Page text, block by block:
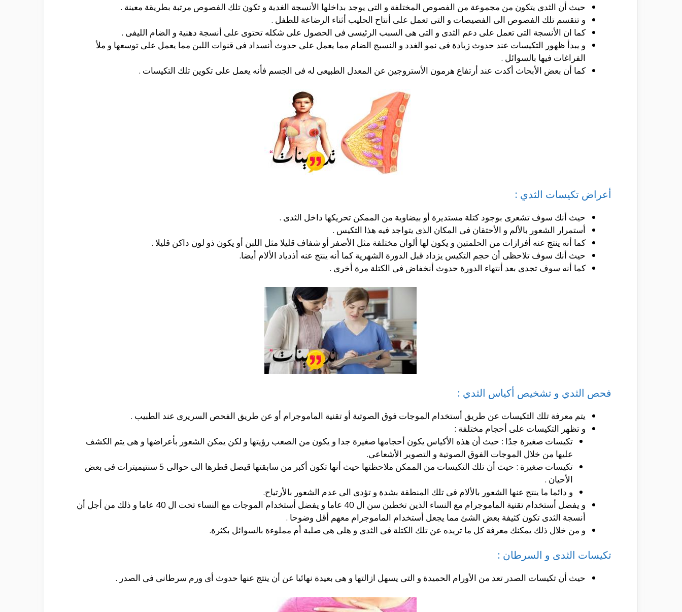
حيث أن الثدى يتكون من مجموعة من الفصوص المختلفة و التى يوجد بداخلها الأنسجة الغدية و تكون تلك الفصوص مرتبة بطريقة معينة .
و تنقسم تلك الفصوص الى الفصيصات و التى تعمل على أنتاح الحليب أثناء الرضاعة للطفل .
كما ان الأنسجة التى تعمل على دعم الثدى و التى هى السبب الرئيسى فى الحصول على شكله تحتوى على أنسجة دهنية و الضام الليفى .
و يبدأ ظهور التكيسات عند حدوث زيادة فى نمو الغدد و النسيج الضام مما يعمل على حدوث أنسداد فى قنوات اللبن مما يعمل على توسعها و ملأ
الفراغات فيها بالسوائل .
كما أن بعض الأبحاث أكدت عند أرتفاع هرمون الأستروجين عن المعدل الطبيعى له فى الجسم فأنه يعمل على تكوين تلك التكيسات .
أعراض تكيسات الثدي :
حيث أنك سوف تشعرى بوجود كتلة مستديرة أو بيضاوية من الممكن تحريكها داخل الثدى .
أستمرار الشعور بالألم و الأحتقان فى المكان الذى يتواجد فيه هذا التكيس .
كما أنه ينتج عنه أفرازات من الحلمتين و يكون لها ألوان مختلفة مثل الأصفر أو شفاف قليلا مثل اللبن أو يكون ذو لون داكن قليلا .
حيث أنك سوف تلاحظى أن حجم التكيس يزداد قبل الدورة الشهرية كما أنه ينتج عنه أذدياد الألام أيضا.
كما أنه سوف تجدى بعد أنتهاء الدورة حدوث أنخفاض فى الكتلة مرة أخرى .
فحص الثدي و تشخيص أكياس الثدي :
يتم معرفة تلك التكيسات عن طريق أستخدام الموجات فوق الصوتية أو تقنية الماموجرام أو عن طريق الفحص السريرى عند الطبيب .
و تظهر التكيسات على أحجام مختلفة :
تكيسات صغيرة جدًا : حيث أن هذه الأكياس يكون أحجامها صغيرة جدا و يكون من الصعب رؤيتها و لكن يمكن الشعور بأعراضها و هى يتم الكشف
عليها من خلال الموجات الفوق الصوتية و التصوير الأشعاعى.
تكيسات صغيرة : حيث أن تلك التكيسات من الممكن ملاحظتها حيث أنها تكون أكبر من سابقتها قيصل قطرها الى حوالى 5 سنتيميترات فى بعض
الأحيان .
و دائما ما ينتج عنها الشعور بالألام فى تلك المنطقة بشدة و تؤدى الى عدم الشعور بالأرتياح.
و يفضل أستخدام تقنية الماموجرام مع النساء الذين تخطين سن ال 40 عاما و يفضل أستخدام الموجات مع النساء تحت ال 40 عاما و ذلك من أجل أن
أنسجة الثدى تكون كثيفة بعض الشئ مما يجعل أستخدام الماموجرام معهم أقل وضوحا .
و من خلال ذلك يمكنك معرفة كل ما تريده عن تلك الكتلة فى الثدى و هلى هى صلبة أم مملوءة بالسوائل بكثرة.
تكيسات الثدى و السرطان :
حيث أن تكيسات الصدر تعد من الأورام الحميدة و التى يسهل ازالتها و هى بعيدة نهائيا عن أن ينتج عنها حدوث أى ورم سرطانى فى الصدر .